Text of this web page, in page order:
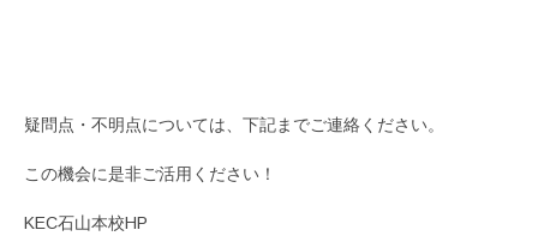
疑問点・不明点については、下記までご連絡ください。
この機会に是非ご活用ください！
KEC石山本校HP